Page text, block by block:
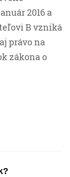
2016 a
B vzniká
právo na
zákona o